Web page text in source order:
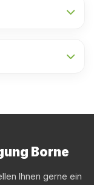
Borne
Ihnen gerne ein